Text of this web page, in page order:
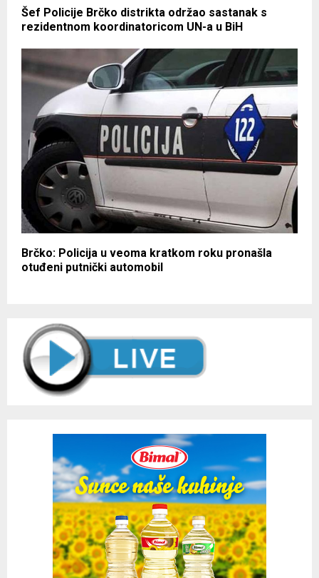
Šef Policije Brčko distrikta održao sastanak s
rezidentnom koordinatoricom UN-a u BiH
Brčko: Policija u veoma kratkom roku pronašla
otuđeni putnički automobil